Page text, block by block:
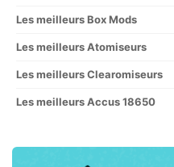
Les meilleurs Box Mods
Les meilleurs Atomiseurs
Les meilleurs Clearomiseurs
Les meilleurs Accus 18650